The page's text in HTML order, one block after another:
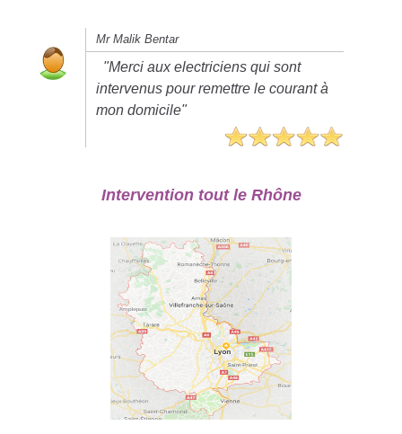
Mr Malik Bentar
"Merci aux electriciens qui sont
intervenus pour remettre le courant à
mon domicile"
Intervention tout le Rhône